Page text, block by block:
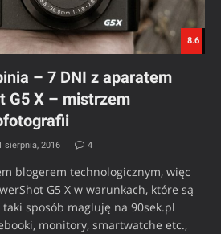
8.6
– 7 DNI z aparatem
G5 X – mistrzem
sierpnia, 2016 4
blogerem technologicznym, więc
G5 X w warunkach, które są
sposób magluję na 90sek.pl
monitory, smartwatche etc.,